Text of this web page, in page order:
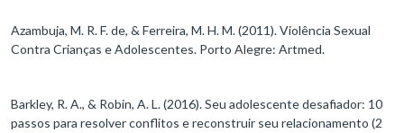
Azambuja, M. R. F. de, & Ferreira, M. H. M. (2011). Violência Sexual
Contra Crianças e Adolescentes. Porto Alegre: Artmed.
Barkley, R. A., & Robin, A. L. (2016). Seu adolescente desafiador: 10
passos para resolver conflitos e reconstruir seu relacionamento (2